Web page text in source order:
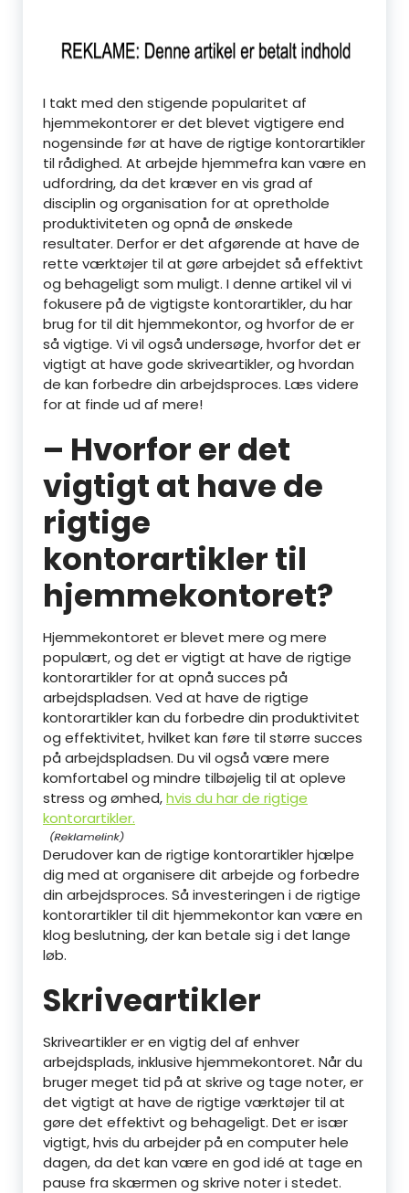
I takt med den stigende popularitet af
hjemmekontorer er det blevet vigtigere end
nogensinde før at have de rigtige kontorartikler
til rådighed. At arbejde hjemmefra kan være en
udfordring, da det kræver en vis grad af
disciplin og organisation for at opretholde
produktiviteten og opnå de ønskede
resultater. Derfor er det afgørende at have de
rette værktøjer til at gøre arbejdet så effektivt
og behageligt som muligt. I denne artikel vil vi
fokusere på de vigtigste kontorartikler, du har
brug for til dit hjemmekontor, og hvorfor de er
så vigtige. Vi vil også undersøge, hvorfor det er
vigtigt at have gode skriveartikler, og hvordan
de kan forbedre din arbejdsproces. Læs videre
for at finde ud af mere!
– Hvorfor er det
vigtigt at have de
rigtige
kontorartikler til
hjemmekontoret?
Hjemmekontoret er blevet mere og mere
populært, og det er vigtigt at have de rigtige
kontorartikler for at opnå succes på
arbejdspladsen. Ved at have de rigtige
kontorartikler kan du forbedre din produktivitet
og effektivitet, hvilket kan føre til større succes
på arbejdspladsen. Du vil også være mere
komfortabel og mindre tilbøjelig til at opleve
stress og ømhed,hvis du har de rigtige
kontorartikler.
Derudover kan de rigtige kontorartikler hjælpe
dig med at organisere dit arbejde og forbedre
din arbejdsproces. Så investeringen i de rigtige
kontorartikler til dit hjemmekontor kan være en
klog beslutning, der kan betale sig i det lange
løb.
Skriveartikler
Skriveartikler er en vigtig del af enhver
arbejdsplads, inklusive hjemmekontoret. Når du
bruger meget tid på at skrive og tage noter, er
det vigtigt at have de rigtige værktøjer til at
gøre det effektivt og behageligt. Det er især
vigtigt, hvis du arbejder på en computer hele
dagen, da det kan være en god idé at tage en
pause fra skærmen og skrive noter i stedet.